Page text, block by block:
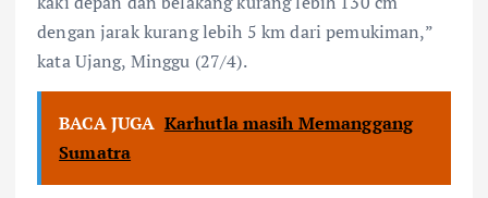
dengan jarak kurang lebih 5 km dari pemukiman,”
kata Ujang, Minggu (27/4).
BACA JUGA Karhutla masih Memanggang
Sumatra